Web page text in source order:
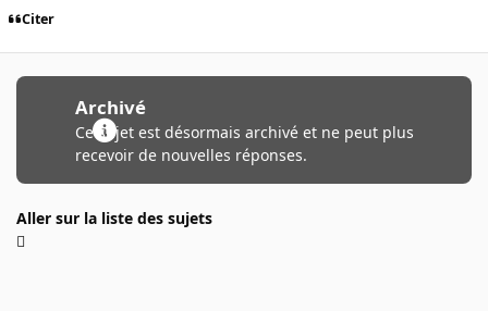
Citer
Archivé
Ce sujet est désormais archivé et ne peut plus
recevoir de nouvelles réponses.
Aller sur la liste des sujets